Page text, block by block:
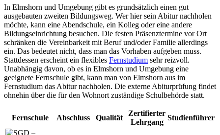
In Elmshorn und Umgebung gibt es grundsätzlich einen gut
ausgebauten zweiten Bildungsweg. Wer hier sein Abitur nachholen
möchte, kann eine Abendschule, ein Kolleg oder eine andere
Bildungseinrichtung besuchen. Die festen Präsenztermine vor Ort
schränken die Vereinbarkeit mit Beruf und/oder Familie allerdings
ein. Das bedeutet nicht, dass man das Vorhaben aufgeben muss.
Stattdessen erscheint ein flexibles Fernstudium sehr reizvoll.
Unabhängig davon, ob es in Elmshorn und Umgebung eine
geeignete Fernschule gibt, kann man von Elmshorn aus im
Fernstudium das Abitur nachholen. Die externe Abiturprüfung findet
ohnehin über die für den Wohnort zuständige Schulbehörde statt.
Fernschule Abschluss Qualität
Zertifierter
Lehrgang
Studienführer